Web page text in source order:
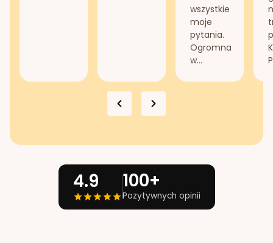
wszystkie
moje
pytania.
Ogromna
w...
4.9 100+
Pozytywnych opinii